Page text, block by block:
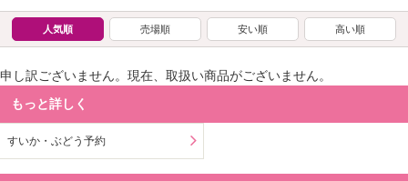
人気順 売場順 安い順 高い順
申し訳ございません。現在、取扱い商品がございません。
もっと詳しく
すいか・ぶどう予約